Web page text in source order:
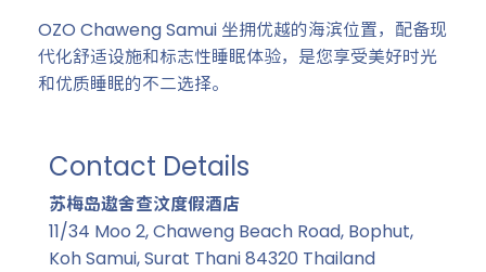
OZO Chaweng Samui 坐拥优越的海滨位置，配备现
代化舒适设施和标志性睡眠体验，是您享受美好时光
和优质睡眠的不二选择。
Contact Details
苏梅岛遨舍查汶度假酒店
11/34 Moo 2, Chaweng Beach Road, Bophut,
Koh Samui, Surat Thani 84320 Thailand